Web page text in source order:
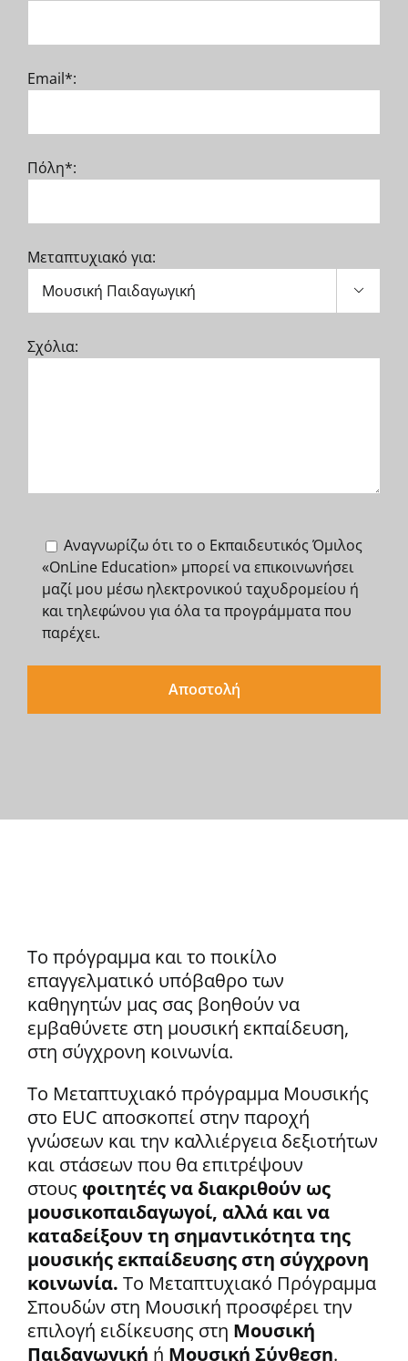
Email*:
Πόλη*:
Μεταπτυχιακό για:

Σχόλια:
Αναγνωρίζω ότι το o Εκπαιδευτικός Όμιλος
«OnLine Education» μπορεί να επικοινωνήσει
μαζί μου μέσω ηλεκτρονικού ταχυδρομείου ή
και τηλεφώνου για όλα τα προγράμματα που
παρέχει.
Το πρόγραμμα και το ποικίλο
επαγγελματικό υπόβαθρο των
καθηγητών μας σας βοηθούν να
εμβαθύνετε στη μουσική εκπαίδευση,
στη σύγχρονη κοινωνία.
Το Μεταπτυχιακό πρόγραμμα Μουσικής
στο EUC αποσκοπεί στην παροχή
γνώσεων και την καλλιέργεια δεξιοτήτων
και στάσεων που θα επιτρέψουν
στους φοιτητές να διακριθούν ως
μουσικοπαιδαγωγοί, αλλά και να
καταδείξουν τη σημαντικότητα της
μουσικής εκπαίδευσης στη σύγχρονη
κοινωνία. Το Μεταπτυχιακό Πρόγραμμα
Σπουδών στη Μουσική προσφέρει την
επιλογή ειδίκευσης στη Μουσική
Παιδαγωγική ή Μουσική Σύνθεση.